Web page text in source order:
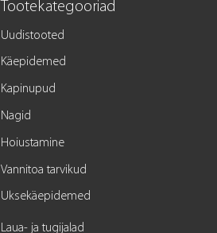
Tootekategooriad
Uudistooted
Käepidemed
Kapinupud
Nagid
Hoiustamine
Vannitoa tarvikud
Uksekäepidemed
Laua- ja tugijalad